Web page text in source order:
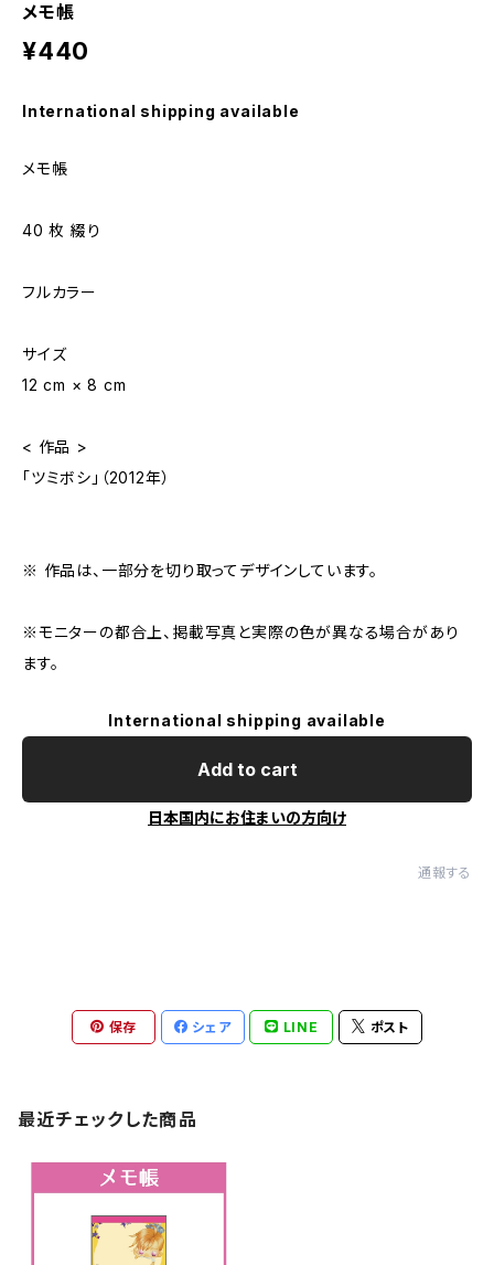
メモ帳
¥440
International shipping available
メモ帳
40 枚 綴り
フルカラー
サイズ
12 cm × 8 cm
< 作品 >
「ツミボシ」（2012年）
※ 作品は、一部分を切り取ってデザインしています。
※モニターの都合上、掲載写真と実際の色が異なる場合があり
ます。
International shipping available
Add to cart
日本国内にお住まいの方向け
通報する
保存 シェア LINE ポスト
最近チェックした商品